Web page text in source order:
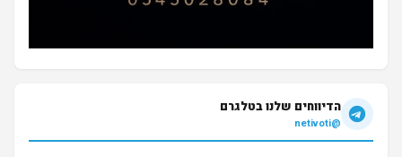
הדיווחים שלנו בטלגרם
@netivoti